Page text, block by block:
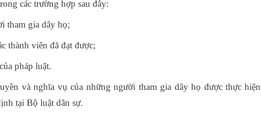
các trường hợp sau đây:
tham gia dây họ;
thành viên đã đạt được;
pháp luật.
và nghĩa vụ của những người tham gia dây họ được thực hiện
tại Bộ luật dân sự.